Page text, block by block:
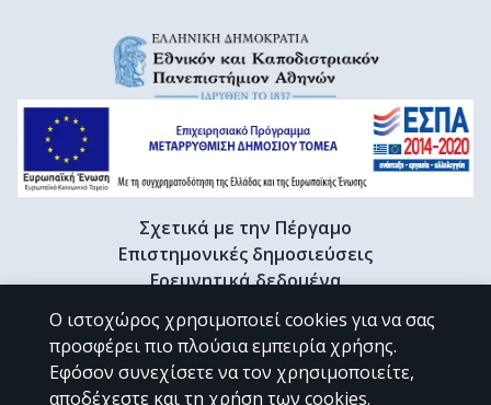
Σχετικά με την Πέργαμο
Επιστημονικές δημοσιεύσεις
Ερευνητικά δεδομένα
Διδακτορικές διατριβές & Γκρίζα βιβλιογραφία
Προφίλ Ερευνητή
Ο ιστοχώρος χρησιμοποιεί cookies για να σας
προσφέρει πιο πλούσια εμπειρία χρήσης.
Εφόσον συνεχίσετε να τον χρησιμοποιείτε,
αποδέχεστε και τη χρήση των cookies.